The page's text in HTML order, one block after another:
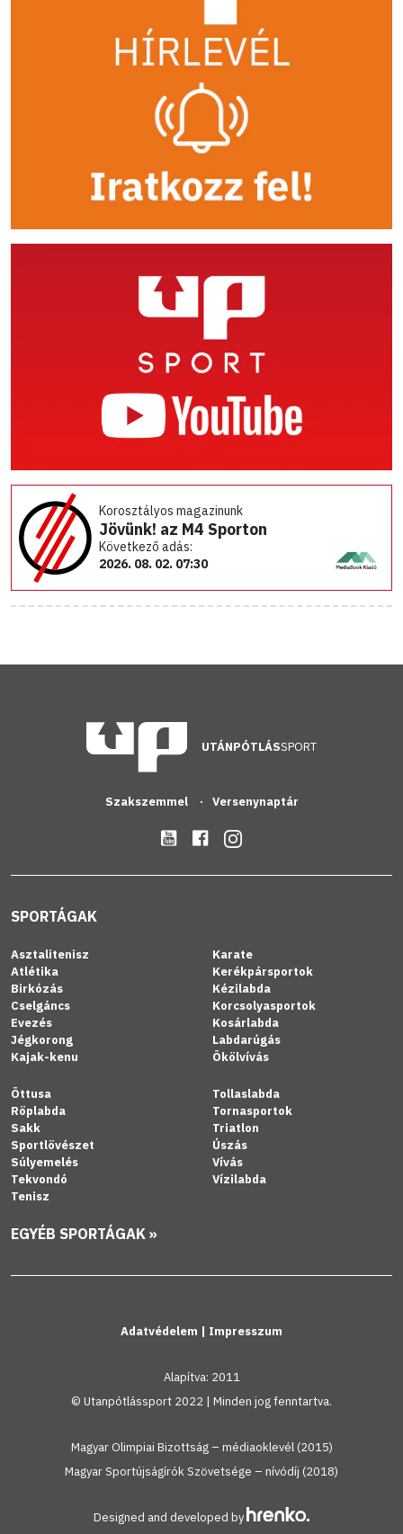
Korosztályos magazinunk
Jövünk! az M4 Sporton
Következő adás:
2026. 08. 02. 07:30
UTÁNPÓTLÁSSPORT
Szakszemmel Versenynaptár
SPORTÁGAK
Asztalitenisz
Atlétika
Birkózás
Cselgáncs
Evezés
Jégkorong
Kajak-kenu
Karate
Kerékpársportok
Kézilabda
Korcsolyasportok
Kosárlabda
Labdarúgás
Ökölvívás
Öttusa
Röplabda
Sakk
Sportlövészet
Súlyemelés
Tekvondó
Tenisz
Tollaslabda
Tornasportok
Triatlon
Úszás
Vívás
Vízilabda
EGYÉB SPORTÁGAK »
Adatvédelem | Impresszum
Alapítva: 2011
© Utanpótlássport 2022 | Minden jog fenntartva.
Magyar Olimpiai Bizottság – médiaoklevél (2015)
Magyar Sportújságírók Szövetsége – nívódíj (2018)
Designed and developed by